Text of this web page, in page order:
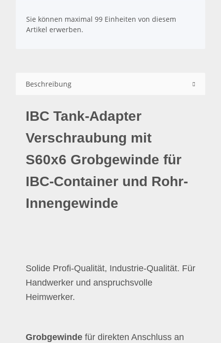
Sie können maximal 99 Einheiten von diesem
Artikel erwerben.
Beschreibung
IBC Tank-Adapter
Verschraubung mit
S60x6 Grobgewinde für
IBC-Container und Rohr-
Innengewinde
Solide Profi-Qualität, Industrie-Qualität. Für
Handwerker und anspruchsvolle
Heimwerker.
Grobgewinde für direkten Anschluss an